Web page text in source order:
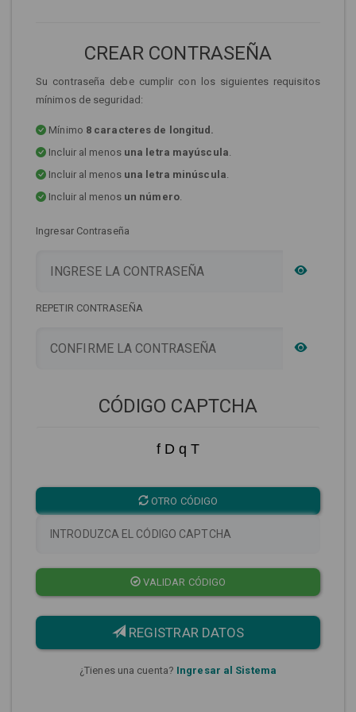
CREAR CONTRASEÑA
Su contraseña debe cumplir con los siguientes requisitos
mínimos de seguridad:
Mínimo 8 caracteres de longitud.
Incluir al menos una letra mayúscula.
Incluir al menos una letra minúscula.
Incluir al menos un número.
Ingresar Contraseña
REPETIR CONTRASEÑA
CÓDIGO CAPTCHA
f D q T
OTRO CÓDIGO
VALIDAR CÓDIGO
REGISTRAR DATOS
¿Tienes una cuenta? Ingresar al Sistema